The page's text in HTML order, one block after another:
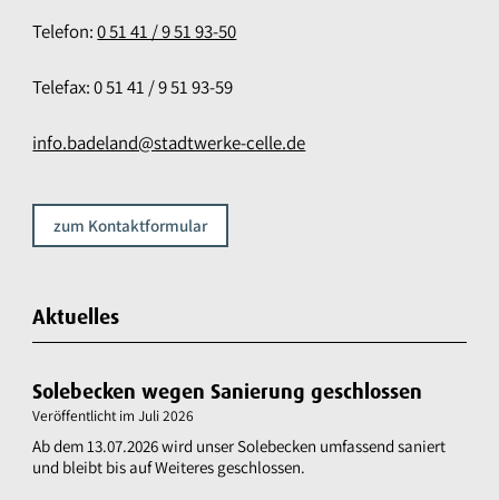
Telefon:0 51 41 / 9 51 93-50
Telefax: 0 51 41 / 9 51 93-59
info.badeland@stadtwerke-celle.de
zum Kontaktformular
Aktuelles
Solebecken wegen Sanierung geschlossen
Veröffentlicht imJuli 2026
Ab dem 13.07.2026 wird unser Solebecken umfassend saniert
und bleibt bis auf Weiteres geschlossen.